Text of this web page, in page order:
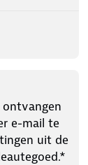
ontvangen
e-mail te
uit de